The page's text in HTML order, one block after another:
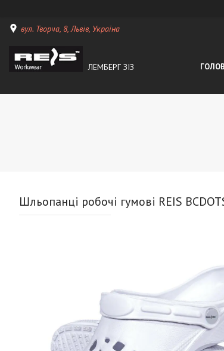
вул. Творча, 8, Львів, Україна
ЛЕМБЕРГ ЗІЗ
Шльопанці робочі гумові REIS